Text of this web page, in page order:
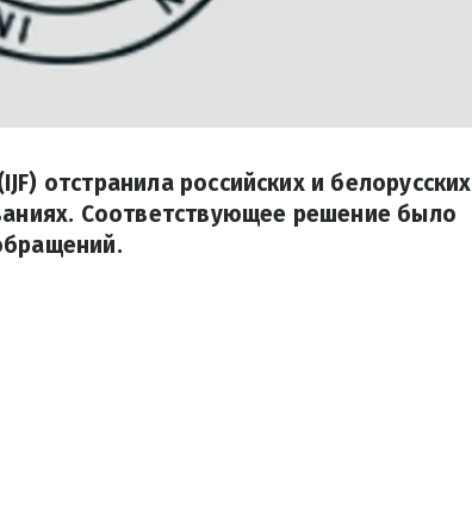
отстранила российских и белорусских
Соответствующее решение было